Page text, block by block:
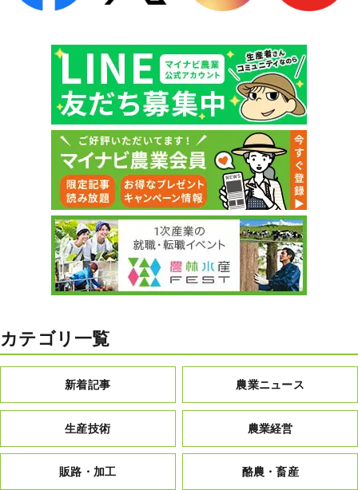
カテゴリ一覧
新着記事 農業ニュース
生産技術 農業経営
販路・加工 酪農・畜産